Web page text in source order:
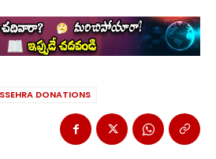
DONATIONS